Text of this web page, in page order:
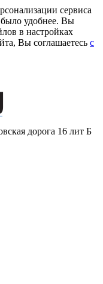
сервиса
было удобнее. Вы
в настройках
Вы соглашаетесь c
дорога 16 лит Б